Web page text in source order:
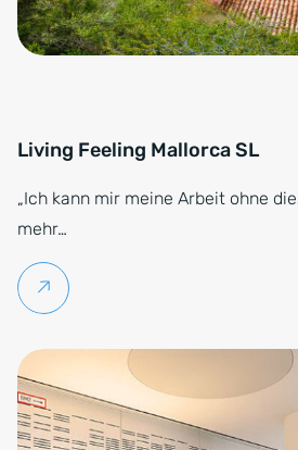
Living Feeling Mallorca SL
„Ich kann mir meine Arbeit ohne
mehr…
Weiterlesen